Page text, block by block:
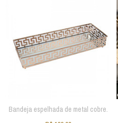
Bandeja espelhada de metal cobre.